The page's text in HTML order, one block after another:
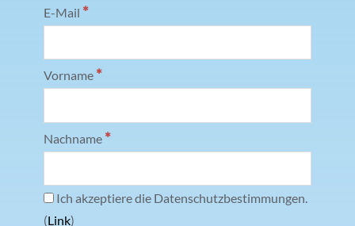
E-Mail *
Vorname *
Nachname *
Ich akzeptiere die Datenschutzbestimmungen.
(Link)